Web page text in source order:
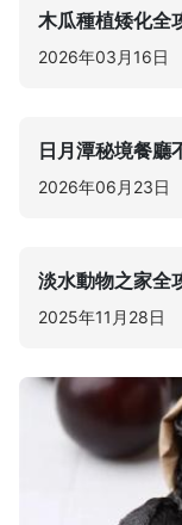
木瓜種植矮化全
2026年03月16日
日月潭秘境餐廳
2026年06月23日
淡水動物之家全
2025年11月28日